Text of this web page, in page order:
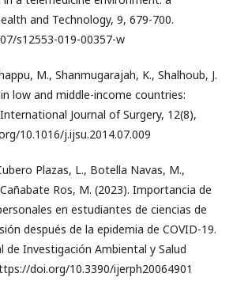
and Technology, 9, 679-700.
s12553-019-00357-w
M., Shanmugarajah, K., Shalhoub, J.
low and middle-income countries:
Journal of Surgery, 12(8),
10.1016/j.ijsu.2014.07.009
Plazas, L., Botella Navas, M.,
Ros, M. (2023). Importancia de
en estudiantes de ciencias de
después de la epidemia de COVID-19.
de Investigación Ambiental y Salud
doi.org/10.3390/ijerph20064901